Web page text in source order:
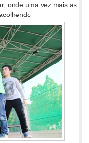
onde uma vez mais as